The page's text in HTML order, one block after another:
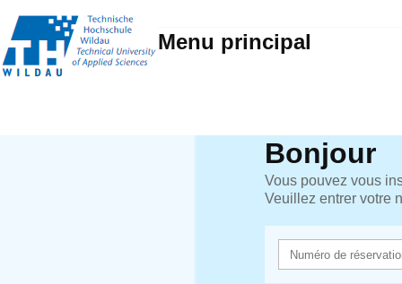
Menu principal
Bonjour
Vous pouvez vous
Veuillez entrer votre